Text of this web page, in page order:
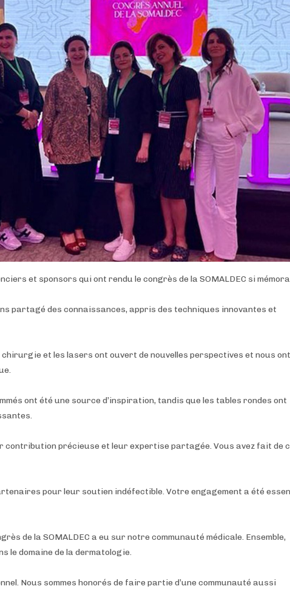
et sponsors qui ont rendu le congrès de la SOMALDEC si
partagé des connaissances, appris des techniques innovantes et
et les lasers ont ouvert de nouvelles perspectives et nous ont
ont été une source d’inspiration, tandis que les tables rondes ont
contribution précieuse et leur expertise partagée. Vous avez fait de
pour leur soutien indéfectible. Votre engagement a été
de la SOMALDEC a eu sur notre communauté médicale. Ensemble,
le domaine de la dermatologie.
Nous sommes honorés de faire partie d’une communauté aussi